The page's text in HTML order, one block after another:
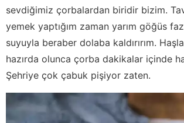
sevdiğimiz çorbalardan biridir bizim.
yemek yaptığım zaman yarım göğüs
suyuyla beraber dolaba kaldırırım.
hazırda olunca çorba dakikalar içinde
Şehriye çok çabuk pişiyor zaten.